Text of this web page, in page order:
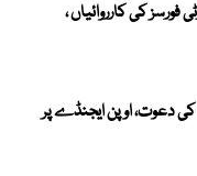
فورسز کی کارروائیاں ،
کی دعوت، اوپن ایجنڈے پر